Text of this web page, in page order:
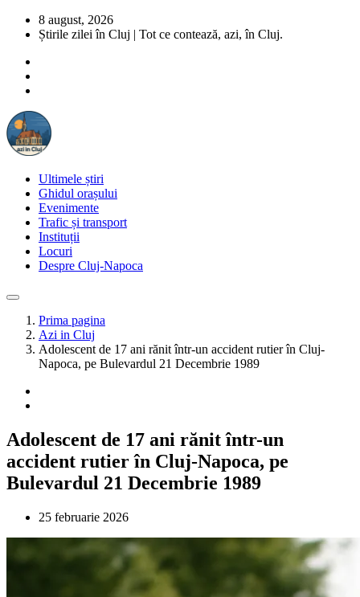
8 august, 2026
Știrile zilei în Cluj | Tot ce contează, azi, în Cluj.
Ultimele știri
Ghidul orașului
Evenimente
Trafic și transport
Instituții
Locuri
Despre Cluj-Napoca
Prima pagina
Azi in Cluj
Adolescent de 17 ani rănit într-un accident rutier în Cluj-
Napoca, pe Bulevardul 21 Decembrie 1989
Adolescent de 17 ani rănit într-un
accident rutier în Cluj-Napoca, pe
Bulevardul 21 Decembrie 1989
25 februarie 2026